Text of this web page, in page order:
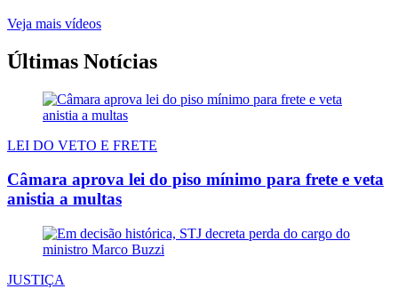
Veja mais vídeos
Últimas Notícias
LEI DO VETO E FRETE
Câmara aprova lei do piso mínimo para frete e veta
anistia a multas
JUSTIÇA